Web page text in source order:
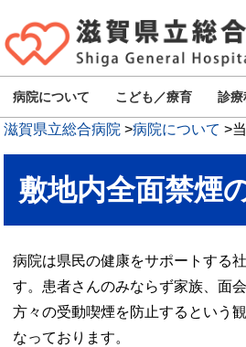
病院について こども／療育 診療
滋賀県立総合病院 >病院について >
敷地内全面禁煙
病院は県民の健康をサポートする
す。患者さんのみならず家族、面
方々の受動喫煙を防止するという
なっております。